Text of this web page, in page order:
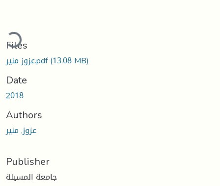
Files
عزوز منير.pdf(13.08 MB)
Date
2018
Authors
عزوز, منير
Publisher
جامعة المسيلة